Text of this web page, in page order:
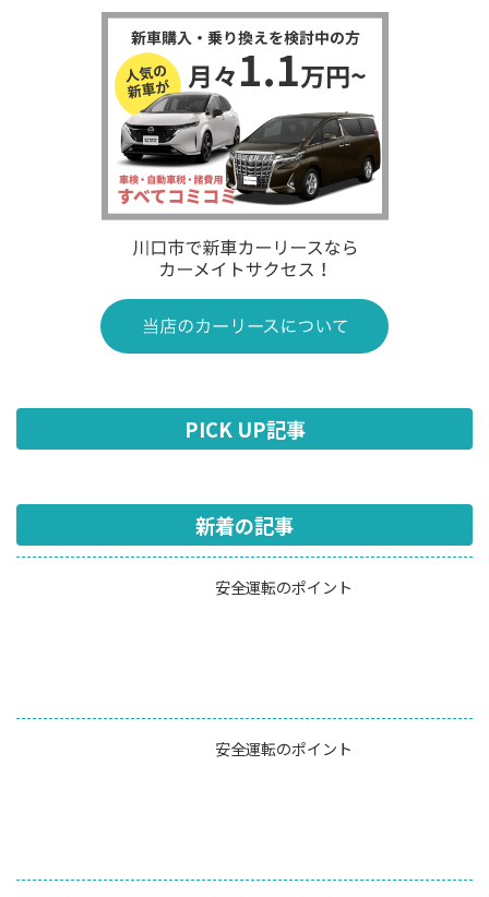
PICK UP記事
新着の記事
安全運転のポイント
安全運転のポイント